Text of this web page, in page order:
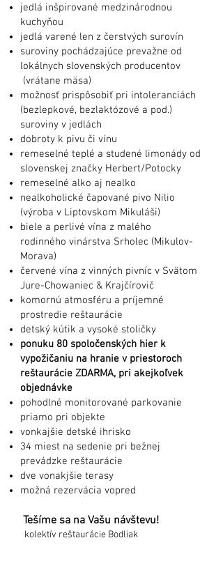
jedlá inšpirované medzinárodnou
kuchyňou
jedlá varené len z čerstvých surovín
suroviny pochádzajúce prevažne od
lokálnych slovenských producentov
(vrátane mäsa)
možnosť prispôsobiť pri intoleranciách
(bezlepkové, bezlaktózové a pod.)
suroviny v jedlách
dobroty k pivu či vínu
remeselné teplé a studené limonády od
slovenskej značky Herbert/Potocky
remeselné alko aj nealko
nealkoholické čapované pivo Nilio
(výroba v Liptovskom Mikuláši)
biele a perlivé vína z malého
rodinného vinárstva Srholec (Mikulov-
Morava)
červené vína z vinných pivníc v Svätom
Jure-Chowaniec & Krajčírovič
komornú atmosféru a príjemné
prostredie reštaurácie
detský kútik a vysoké stoličky
ponuku 80 spoločenských hier k
vypožičaniu na hranie v priestoroch
reštaurácie ZDARMA, pri akejkoľvek
objednávke
pohodlné monitorované parkovanie
priamo pri objekte
vonkajšie detské ihrisko
34 miest na sedenie pri bežnej
prevádzke reštaurácie
dve vonakjšie terasy
možná rezervácia vopred
Tešíme sa na Vašu návštevu!
kolektív reštaurácie Bodliak